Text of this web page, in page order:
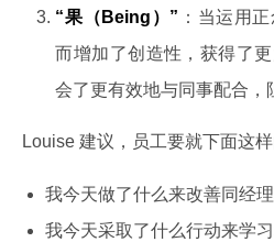
“果（Being）” ：当运用
而增加了创造性，获得了
会了更有效地与同事配合，
Louise 建议，员工要就下面这
我今天做了什么来改善同经
我今天采取了什么行动来学